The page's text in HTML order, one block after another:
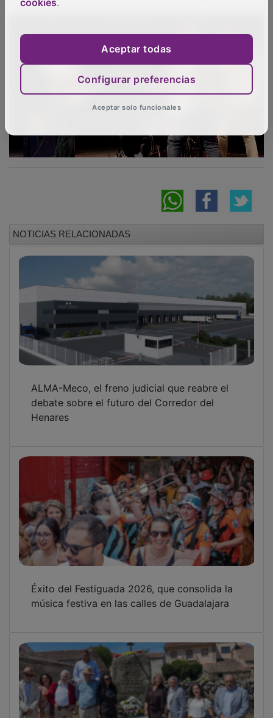
NOTICIAS RELACIONADAS
ALMA-Meco, el freno judicial que reabre el
debate sobre el futuro del Corredor del
Henares
Éxito del Festiguada 2026, que consolida la
música festiva en las calles de Guadalajara
cookies.
Aceptar todas
Configurar preferencias
Aceptar solo funcionales